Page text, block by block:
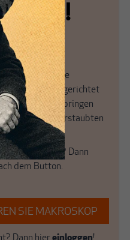
allein!
journalistische
sich viele eingerichtet
Fenster und bringen
engen und verstaubten
frische Luft? Dann
dem Button.
SIE MAKROSKOP
Dann hier einloggen!